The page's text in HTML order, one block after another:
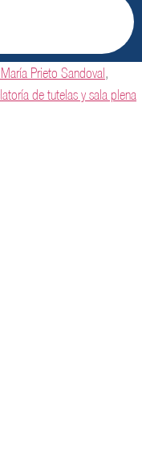
Prieto Sandoval,
de tutelas y sala plena